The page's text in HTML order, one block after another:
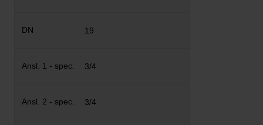
19
3/4
3/4